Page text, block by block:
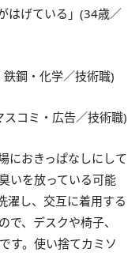
はげている」(34歳／
鋼・化学／技術職)
スコミ・広告／技術職)
におきっぱなしにして
いを放っている可能
し、交互に着用する
、デスクや椅子、
す。使い捨てカミソ